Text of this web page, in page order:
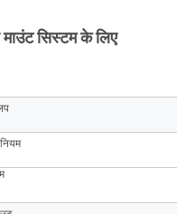
सिस्टम के लिए